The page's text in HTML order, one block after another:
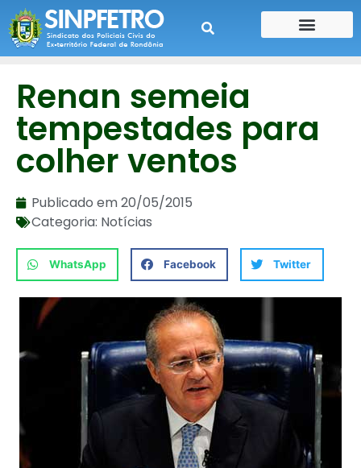
Renan semeia
tempestades para
colher ventos
Publicado em20/05/2015
Categoria: Notícias
WhatsApp Facebook Twitter